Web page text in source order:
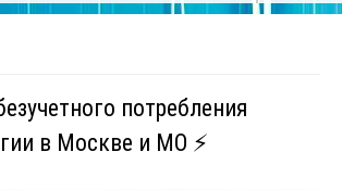
потребления
в Москве и МО ⚡